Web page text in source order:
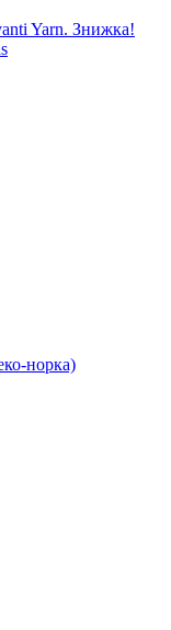
Yarn. Знижка!
норка)